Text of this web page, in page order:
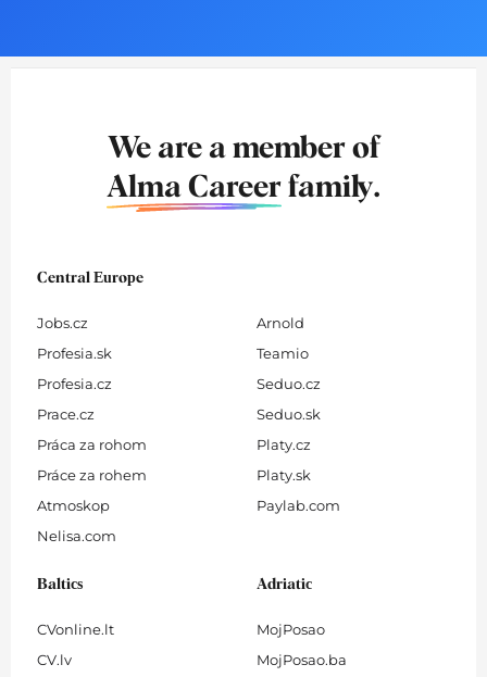
We are a member of
Alma Career family.
Central Europe
Jobs.cz
Profesia.sk
Profesia.cz
Prace.cz
Práca za rohom
Práce za rohem
Atmoskop
Nelisa.com
Arnold
Teamio
Seduo.cz
Seduo.sk
Platy.cz
Platy.sk
Paylab.com
Baltics
CVonline.lt
CV.lv
Adriatic
MojPosao
MojPosao.ba